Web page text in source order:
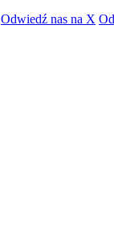
Odwiedź nas na X